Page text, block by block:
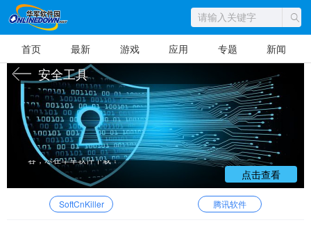
首页 最新 游戏 应用 专题 新闻
安全工具
安全软件是一种可以对病毒、木马等一切
已知的对计算机有危害的程序代码进行清除的
程序工具。安全软件也是辅助您管理电脑安全
的软件程序，安全软件的好坏决定了杀毒的质
量，通过VB100以及微软WINDOWS验证的杀
毒软件才是安全软件领域的最好选择。想了解
更多国内外最新的绿色免费软件，下载更多内
容，尽在华军软件下载！
点击查看
SoftCnKiller 腾讯软件